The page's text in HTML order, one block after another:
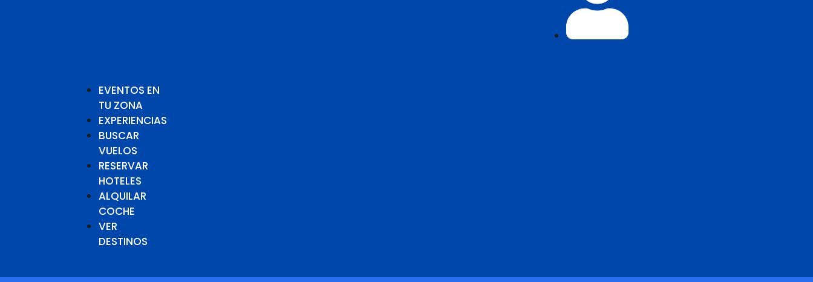
EVENTOS EN
TU ZONA
EXPERIENCIAS
BUSCAR
VUELOS
RESERVAR
HOTELES
ALQUILAR
COCHE
VER
DESTINOS